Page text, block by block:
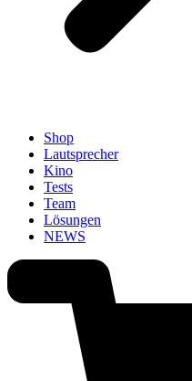
Shop
Lautsprecher
Kino
Tests
Team
Lösungen
NEWS